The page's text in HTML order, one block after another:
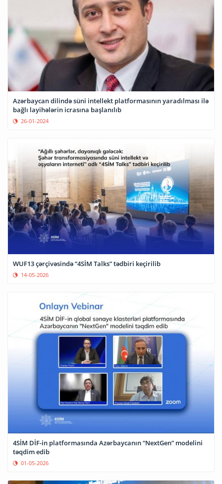
Azərbaycan dilində süni intellekt platformasının yaradılması ilə
bağlı layihələrin icrasına başlanılıb
26-01-2024
WUF13 çərçivəsində “4SİM Talks” tədbiri keçirilib
14-05-2026
4SİM DİF-in platformasında Azərbaycanın “NextGen” modelini
təqdim edib
01-05-2026